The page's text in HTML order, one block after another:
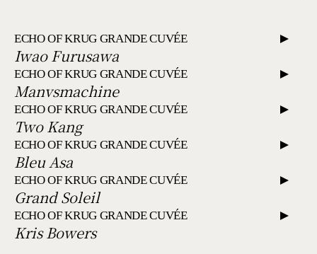
ECHO OF KRUG GRANDE CUVÉE
Iwao Furusawa
ECHO OF KRUG GRANDE CUVÉE
Manvsmachine
ECHO OF KRUG GRANDE CUVÉE
Two Kang
ECHO OF KRUG GRANDE CUVÉE
Bleu Asa
ECHO OF KRUG GRANDE CUVÉE
Grand Soleil
ECHO OF KRUG GRANDE CUVÉE
Kris Bowers